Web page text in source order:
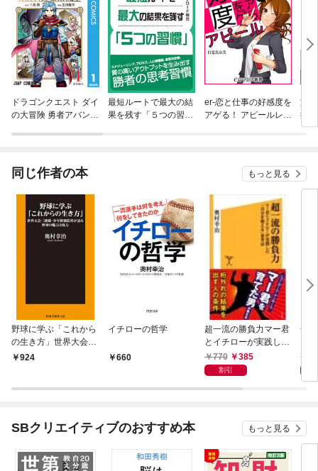
ドラゴンクエスト ダイ
の大冒険 勇者アバンと
最短ルートで最大の結
果を残す「５つの習
er-恋と仕事の好感度を
アゲる！ アピールレッ
文
拭
み
同じ作者の本 もっと見る
野球に学ぶ「これから
の生き方」世界大会三
連覇・少年野球監督が
924
イチローの哲学
660
超一流の勝負力マー君
とイチローが実践した
「自分を超える」思考
法
770 385
割引
一
「
SBクリエイティブのおすすめ本 もっと見る